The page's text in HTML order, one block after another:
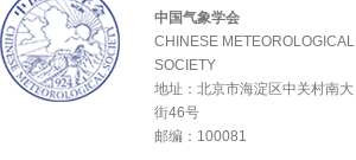
中国气象学会
CHINESE METEOROLOGICAL
SOCIETY
地址：北京市海淀区中关村南大
街46号
邮编：100081